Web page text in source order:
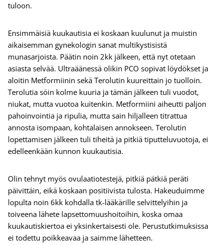
tuloon.
Ensimmäisiä kuukautisia ei koskaan kuulunut ja muistin
aikaisemman gynekologin sanat multikystisistä
munasarjoista. Päätin noin 2kk jälkeen, että nyt otetaan
asiasta selvää. Ultraäänessä olikin PCO sopivat löydökset ja
aloitin Metformiinin sekä Terolutin kuureittain jo tuolloin.
Terolutia söin kolme kuuria ja tämän jälkeen tuli vuodot,
niukat, mutta vuotoa kuitenkin. Metformiini aiheutti paljon
pahoinvointia ja ripulia, mutta sain hiljalleen titrattua
annosta isompaan, kohtalaisen annokseen. Terolutin
lopettamisen jälkeen tuli tiheitä ja pitkiä tiputteluvuotoja, ei
edelleenkään kunnon kuukautisia.
Olin tehnyt myös ovulaatiotestejä, pitkiä pätkiä peräti
päivittäin, eikä koskaan positiivista tulosta. Hakeuduimme
lopulta noin 6kk kohdalla tk-lääkärille selvittelyihin ja
toiveena lähete lapsettomuushoitoihin, koska omaa
kuukautiskiertoa ei yksinkertaisesti ole. Perustutkimuksissa
ei todettu poikkeavaa ja saimme lähetteen.